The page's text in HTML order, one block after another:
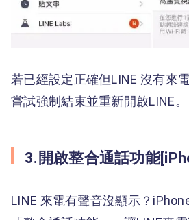
若已經設定正確但LINE 沒有來
嘗試強制結束並重新開啟LINE。
3.開啟整合通話功能
LINE 來電有聲音沒顯示？